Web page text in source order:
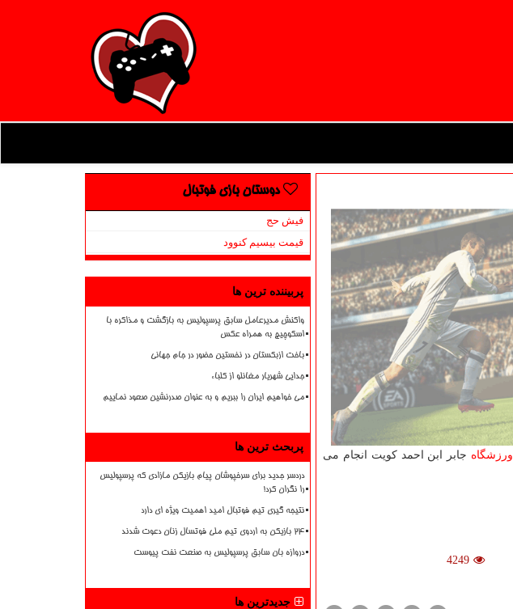
ورزشگاه جابر ابن احمد كویت انجام می
4249
دوستان بازی فوتبال
فیش حج
قیمت بیسیم کنوود
پربیننده ترین ها
واکنش مدیرعامل سابق پرسپولیس به بازگشت و مذاکره با
اسکوچیچ به همراه عکس
باخت ازبکستان در نخستین حضور در جام جهانی
جدایی شهریار مغانلو از کلباء
می خواهیم ایران را ببریم و به عنوان صدرنشین صعود نماییم
پربحث ترین ها
دردسر جدید برای سرخپوشان پیام بازیکن مازادی که پرسپولیس
را نگران کرد!
نتیجه گیری تیم فوتبال امید اهمیت ویژه ای دارد
۲۴ بازیکن به اردوی تیم ملی فوتسال زنان دعوت شدند
دروازه بان سابق پرسپولیس به صنعت نفت پیوست
جدیدترین ها